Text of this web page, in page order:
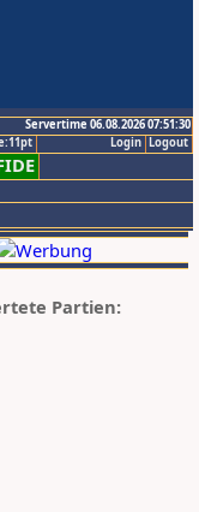
Servertime 06.08.2026 07:51:30
Logout
Login
Partien: